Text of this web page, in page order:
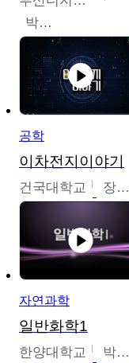
박수현
공학
이차전지이야기
건국대학교 장호현
자연과학
일반화학1
한양대학교 박경호